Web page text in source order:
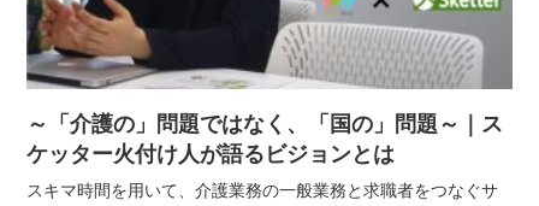
～「介護の」問題ではなく、「国の」問題～｜ス
ケッター火付け人が語るビジョンとは
スキマ時間を用いて、介護業務の一般業務と求職者をつなぐサ